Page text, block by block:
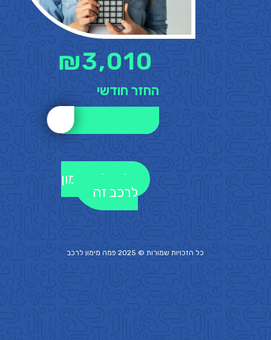
3,010
₪
החזר חודשי
לקבלת מימון
לרכב זה
כל הזכויות שמורות © 2025 פמה מימון לרכב